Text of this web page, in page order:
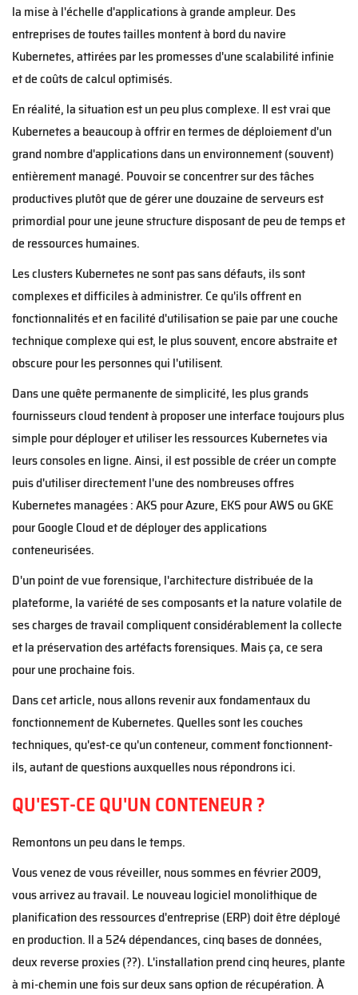
la mise à l'échelle d'applications à grande ampleur. Des
entreprises de toutes tailles montent à bord du navire
Kubernetes, attirées par les promesses d'une scalabilité infinie
et de coûts de calcul optimisés.
En réalité, la situation est un peu plus complexe. Il est vrai que
Kubernetes a beaucoup à offrir en termes de déploiement d'un
grand nombre d'applications dans un environnement (souvent)
entièrement managé. Pouvoir se concentrer sur des tâches
productives plutôt que de gérer une douzaine de serveurs est
primordial pour une jeune structure disposant de peu de temps et
de ressources humaines.
Les clusters Kubernetes ne sont pas sans défauts, ils sont
complexes et difficiles à administrer. Ce qu'ils offrent en
fonctionnalités et en facilité d'utilisation se paie par une couche
technique complexe qui est, le plus souvent, encore abstraite et
obscure pour les personnes qui l'utilisent.
Dans une quête permanente de simplicité, les plus grands
fournisseurs cloud tendent à proposer une interface toujours plus
simple pour déployer et utiliser les ressources Kubernetes via
leurs consoles en ligne. Ainsi, il est possible de créer un compte
puis d'utiliser directement l'une des nombreuses offres
Kubernetes managées : AKS pour Azure, EKS pour AWS ou GKE
pour Google Cloud et de déployer des applications
conteneurisées.
D'un point de vue forensique, l'architecture distribuée de la
plateforme, la variété de ses composants et la nature volatile de
ses charges de travail compliquent considérablement la collecte
et la préservation des artéfacts forensiques. Mais ça, ce sera
pour une prochaine fois.
Dans cet article, nous allons revenir aux fondamentaux du
fonctionnement de Kubernetes. Quelles sont les couches
techniques, qu'est-ce qu'un conteneur, comment fonctionnent-
ils, autant de questions auxquelles nous répondrons ici.
QU'EST-CE QU'UN CONTENEUR ?
Remontons un peu dans le temps.
Vous venez de vous réveiller, nous sommes en février 2009,
vous arrivez au travail. Le nouveau logiciel monolithique de
planification des ressources d'entreprise (ERP) doit être déployé
en production. Il a 524 dépendances, cinq bases de données,
deux reverse proxies (??). L'installation prend cinq heures, plante
à mi-chemin une fois sur deux sans option de récupération. À